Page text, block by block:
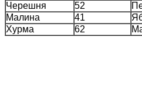
Черешня
52
Малина
41
Хурма
62